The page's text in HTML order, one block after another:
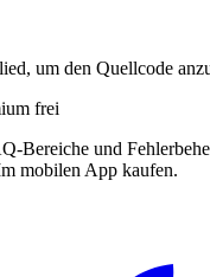
um den Quellcode
frei
Bereiche und
mobilen App kaufen.